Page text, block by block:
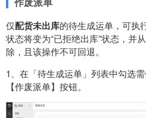
仅配货未出库的待生成运单，可执
状态将变为“已拒绝出库”状态，并
除，且该操作不可回退。
1、在「待生成运单」列表中勾选
【作废派单】按钮。